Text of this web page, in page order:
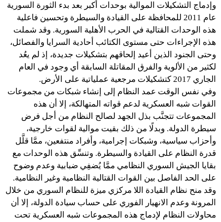
وإدماج التشكيلات الموالية بوحدات أكبر بعد بدء الثورة السورية
عام 2011 للمحافظة على القيادة والسيطرة وتحسين فاعلية
هذه الوحدات القتالية في الحرب الأهلية السورية. وقد شملت
هذه الإجراءات حتى مستوى الكتائب أحادية السرايا والفصائل،
وحتى الجنود الذين أعيد إلحاقهم بتشكيلات جديدة، إذ لم يعُد
لكثير من الألوية والفرق المقاتلة السابقة أي وجود في العام
الجاري 2017 كتشكيلات مرجعية عملياتية على الأرض.
وفي نفس الوقت عمد النظام إلى إنشاء شبكات من مجموعات
القوات شبه العسكرية لدعم قواته المتهالكة، إلا أن هذه
المجموعات تتجنَّب بذل الجهد لصالح النظام من أجل فرض
سيطرة الدولة. وبدلًا من ذلك بقيت موالية لقوات خارجية،
وأحزاب سياسية، وشبكات إجرامية، وأفراد منتفعين، ممَّا قلَّل
قدرة النظام على القيادة والسيطرة. وتنسِّق هذه الوحدات مع
بقايا الجيش السوري النظامي ممَّا يُضفِي ضبابية وعدم وضوح
على الحد الفاصل بين القوات القتالية النظامية وغير النظامية.
وقد منح نظام القيادة اللا مركزي ميزة للنظام السوري من خلال
المرونة وعدم الانهيار الفوري على حساب سيادة الدولة، إلا أن
محاولات النظام لإدماج هذه المجموعات شبه العسكرية تحت